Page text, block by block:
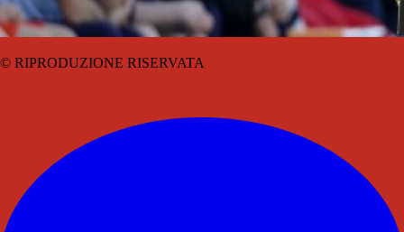
© RIPRODUZIONE RISERVATA